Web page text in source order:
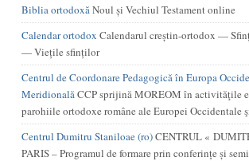
Biblia ortodoxăNoul și Vechiul Testament online
Calendar ortodox Calendarul creștin-ortodox —
— Viețile sfinților
Centrul de Coordonare Pedagogică în Europa
MeridionalăCCP sprijină MOREOM în activităţile
parohiile ortodoxe române ale Europei Occidentale
Centrul Dumitru Staniloae (ro)CENTRUL « DUMITRU STANILOAE »
PARIS – Programul de formare prin conferințe și